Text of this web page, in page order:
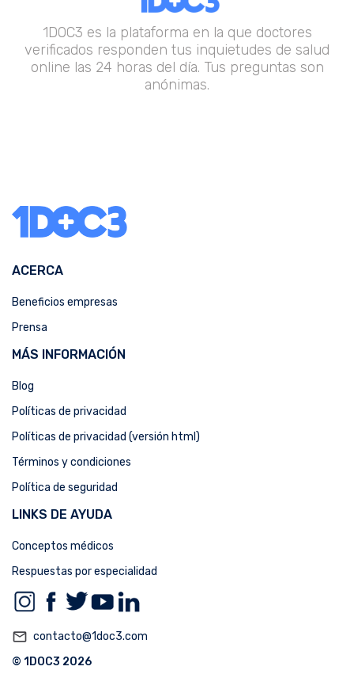
1DOC3 es la plataforma en la que doctores
verificados responden tus inquietudes de salud
online las 24 horas del día. Tus preguntas son
anónimas.
ACERCA
Beneficios empresas
Prensa
MÁS INFORMACIÓN
Blog
Políticas de privacidad
Políticas de privacidad (versión html)
Términos y condiciones
Política de seguridad
LINKS DE AYUDA
Conceptos médicos
Respuestas por especialidad
mail_outline contacto@1doc3.com
© 1DOC3 2026